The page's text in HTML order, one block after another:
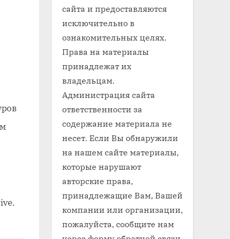
сайта и предоставляются
исключительно в
ознакомительных целях.
Права на материалы
принадлежат их
владельцам.
Администрация сайта
ответственности за
содержание материала не
несет. Если Вы обнаружили
на нашем сайте материалы,
которые нарушают
авторские права,
принадлежащие Вам, Вашей
компании или организации,
пожалуйста, сообщите нам